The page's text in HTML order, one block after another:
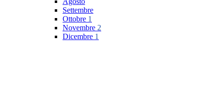
Settembre
Ottobre 1
Novembre 2
Dicembre 1